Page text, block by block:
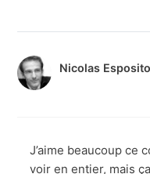
Nicolas Esposito
J’aime beaucoup ce
voir en entier, mais